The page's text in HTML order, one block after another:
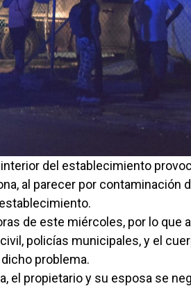
del establecimiento
al parecer por contaminación
de este miércoles, por lo que
policías municipales, y el
problema.
el propietario y su esposa se